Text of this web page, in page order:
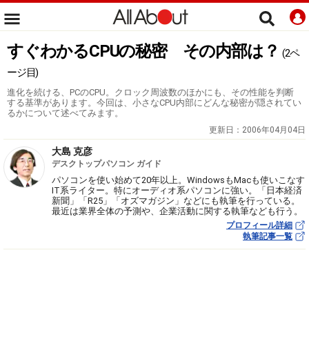
すぐわかるCPUの秘密 その内部は？ (2ペ
ージ目)
進化を続ける、PCのCPU。クロック周波数のほかにも、その性能を判断
する基準があります。今回は、小さなCPU内部にどんな秘密が隠されてい
るかについて述べてみます。
更新日： 2006年04月04日
大島 克彦
デスクトップパソコン ガイド
パソコンを使い始めて20年以上。WindowsもMacも使いこなす
IT系ライター。特にオーディオ系パソコンに強い。「日本経済
新聞」「R25」「オズマガジン」などにも執筆を行っている。
最近は業界全体の予測や、企業活動に関する執筆なども行う。
プロフィール詳細
執筆記事一覧